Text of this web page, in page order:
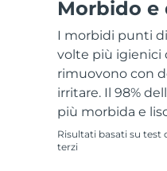
Morbido e
I morbidi punti
volte più igienici
rimuovono con
irritare. Il 98%
più morbida e
Risultati basati su
terzi